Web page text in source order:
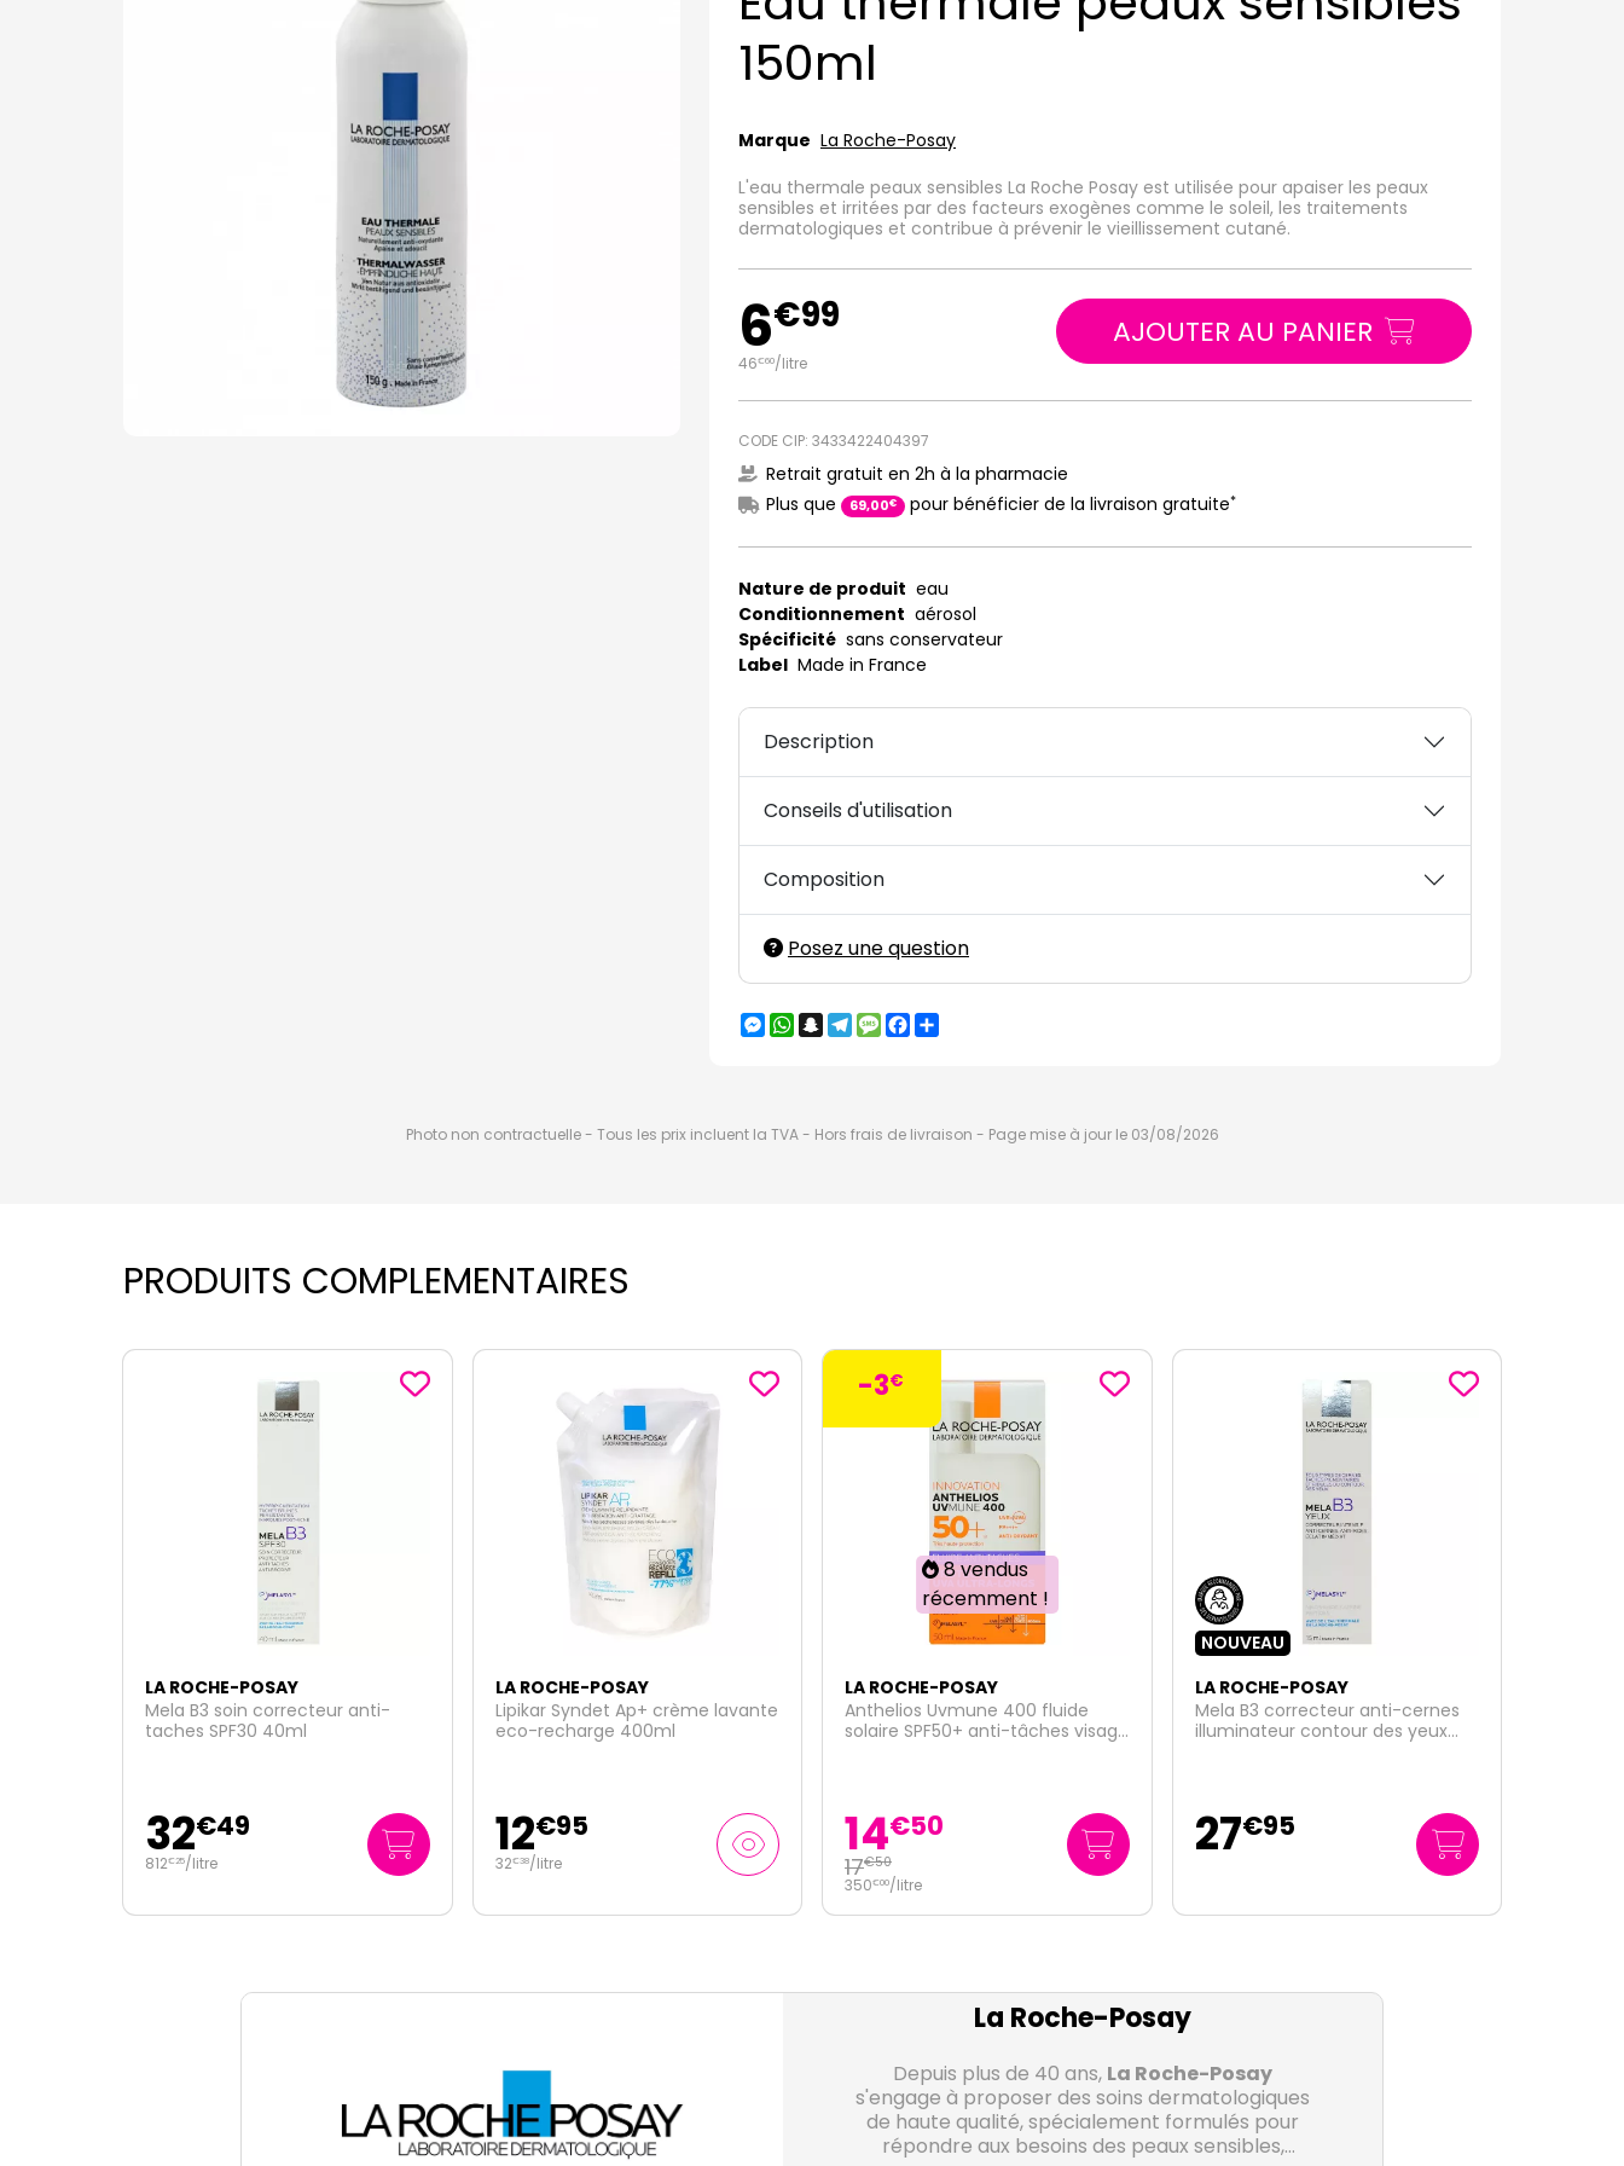
150ml
Marque La Roche-Posay
L'eau thermale peaux sensibles La Roche Posay est utilisée pour apaiser les peaux
sensibles et irritées par des facteurs exogènes comme le soleil, les traitements
dermatologiques et contribue à prévenir le vieillissement cutané.
6€99
46€60/litre
AJOUTER AU PANIER
CODE CIP: 3433422404397
Retrait gratuit en 2h à la pharmacie
Plus que
69,00€ pour bénéficier de la livraison gratuite*
Nature de produit eau
Conditionnement aérosol
Spécificité sans conservateur
Label Made in France
Description
Conseils d'utilisation
Composition
Posez une question
Messenger
WhatsApp
Snapchat
Telegram
MessageFacebook
Photo non contractuelle - Tous les prix incluent la TVA - Hors frais de livraison - Page mise à jour le 03/08/2026
PRODUITS COMPLEMENTAIRES
LA ROCHE-POSAY
Lipikar Syndet Ap+ crème lavante
eco-recharge 400ml
12€95
32€38/litre
8 vendus
récemment !
LA ROCHE-POSAY
Anthelios Uvmune 400 fluide
solaire SPF50+ anti-tâches visage
14€50
17€50
NOUVEAU
LA ROCHE-POSAY
Mela B3 correcteur anti-cernes
illuminateur contour des yeux
27€95
LA ROCHE-POSAY
Hyalu B5 serum yeux concentrée
anti-rides 15ml
29€49
La Roche-Posay
Depuis plus de 40 ans, La Roche-Posay
s'engage à proposer des soins dermatologiques
de haute qualité, spécialement formulés pour
répondre aux besoins des peaux sensibles,